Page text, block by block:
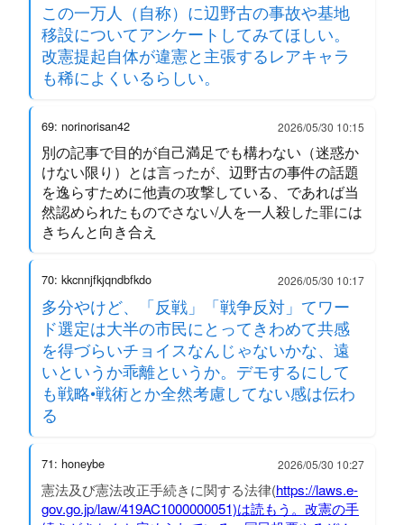
この一万人（自称）に辺野古の事故や基地
移設についてアンケートしてみてほしい。
改憲提起自体が違憲と主張するレアキャラ
も稀によくいるらしい。
69: norinorisan42 2026/05/30 10:15
別の記事で目的が自己満足でも構わない（迷惑か
けない限り）とは言ったが、辺野古の事件の話題
を逸らすために他責の攻撃している、であれば当
然認められたものでさない/人を一人殺した罪には
きちんと向き合え
70: kkcnnjfkjqndbfkdo 2026/05/30 10:17
多分やけど、「反戦」「戦争反対」てワー
ド選定は大半の市民にとってきわめて共感
を得づらいチョイスなんじゃないかな、遠
いというか乖離というか。デモするにして
も戦略•戦術とか全然考慮してない感は伝わ
る
71: honeybe 2026/05/30 10:27
憲法及び憲法改正手続きに関する法律(https://laws.e-
gov.go.jp/law/419AC1000000051)は読もう。改憲の手